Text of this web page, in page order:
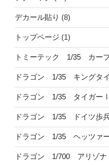
デカール貼り (8)
トップページ (1)
トミーテック 1/35 カー
ドラゴン 1/35 キングタ
ドラゴン 1/35 タイガー
ドラゴン 1/35 ドイツ歩
ドラゴン 1/35 ヘッツァ
ドラゴン 1/700 アリゾナ